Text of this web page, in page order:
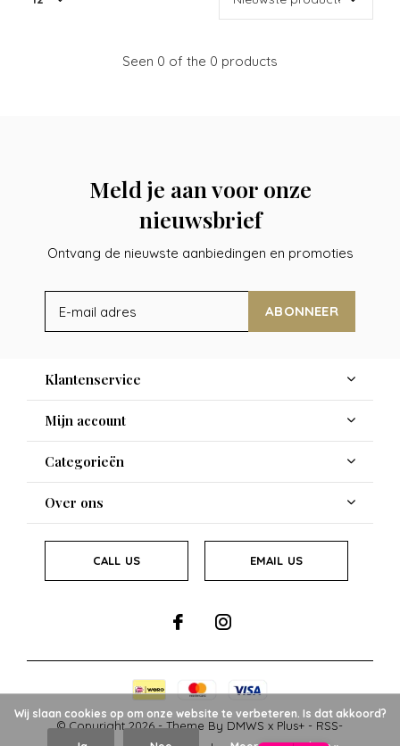
Seen 0 of the 0 products
Meld je aan voor onze
nieuwsbrief
Ontvang de nieuwste aanbiedingen en promoties
ABONNEER
Klantenservice
Mijn account
Categorieën
Over ons
CALL US EMAIL US
© Copyright2026- Theme By DMWS x Plus+ - RSS-
Wij slaan cookies op om onze website te verbeteren. Is dat akkoord?